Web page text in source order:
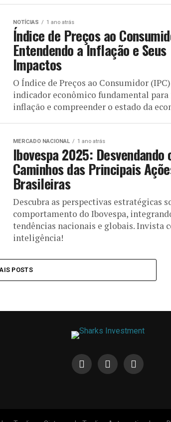
NOTÍCIAS 1 ano atrás
Índice de Preços ao
Entendendo a Inflação e Seus
Impactos
O Índice de Preços ao Consumidor
indicador econômico fundamental
inflação e compreender o estado da
MERCADO NACIONAL 1 ano atrás
Ibovespa 2025: Desvendando
Caminhos das Principais
Brasileiras
Descubra as perspectivas estratégicas
comportamento do Ibovespa,
tendências nacionais e globais. Invista
inteligência!
POSTS